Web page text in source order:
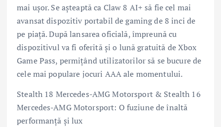
mai ușor. Se așteaptă ca Claw 8 AI+ să fie cel mai
avansat dispozitiv portabil de gaming de 8 inci de
pe piață. După lansarea oficială, împreună cu
dispozitivul va fi oferită și o lună gratuită de Xbox
Game Pass, permițând utilizatorilor să se bucure de
cele mai populare jocuri AAA ale momentului.
Stealth 18 Mercedes-AMG Motorsport & Stealth 16
Mercedes-AMG Motorsport: O fuziune de înaltă
performanță și lux